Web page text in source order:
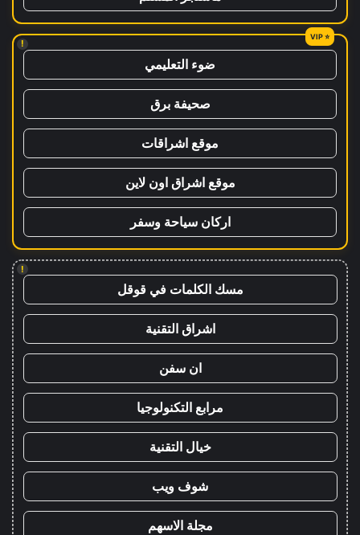
!
ضوء التعليمي
صحيفة برق
موقع اشراقات
موقع اشراق اون لاين
اركان سياحة وسفر
!
مسك الكلمات في قوقل
اشراق التقنية
ان سفن
مرابع التكنولوجيا
خيال التقنية
شوف ويب
مجلة الاسهم